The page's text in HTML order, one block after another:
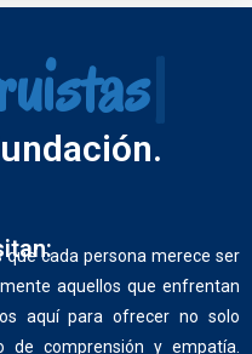
cada persona merece ser
aquellos que enfrentan
aquí para ofrecer no solo
de comprensión y empatía.